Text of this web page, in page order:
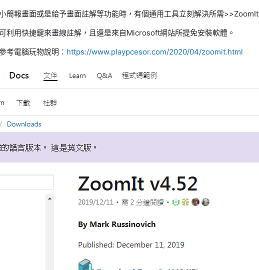
簡報畫面或是給予畫面註解等功能時，有個通用工具立刻解決所需>>ZoomIt
利用快捷鍵來畫線註解，且還是來自Microsoft網站所提免安裝軟體。
考電腦玩物說明： https://www.playpcesor.com/2020/04/zoomit.html